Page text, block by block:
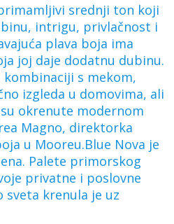
srednji ton koji
intrigu, privlačnost i
plava boja ima
joj daje dodatnu dubinu.
s mekom,
izgleda u domovima, ali
okrenute modernom
Magno, direktorka
u Mooreu.Blue Nova je
Palete primorskog
privatne i poslovne
krenula je uz